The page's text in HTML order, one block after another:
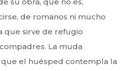
de romanos ni mucho
que sirve de refugio
La muda
el huésped contempla la